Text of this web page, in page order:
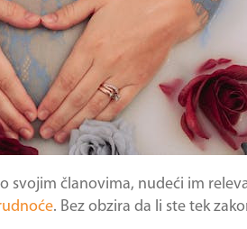
svojim članovima, nudeći im
. Bez obzira da li ste tek